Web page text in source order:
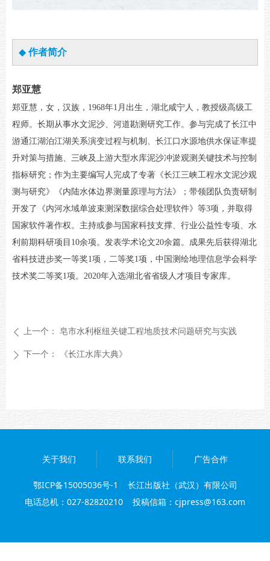
◆ 作者简介
郑亚慧
郑亚慧，女，汉族，1968年1月出生，湖北咸宁人，教授级高级工
程师。长期从事水文泥沙、河道勘测研究工作。参与完成了长江中
游通江湖泊江湖关系演变过程与机制、长江口水源地供水保证率提
升对策与措施、三峡及上游大型水库泥沙冲淤观测关键技术与控制
指标研究；作为主要编写人完成了专著《长江三峡工程水文泥沙观
测与研究》《内陆水体边界测量原理与方法》；带领团队负责研制
开发了《内河水域单波束测深数据综合处理软件》等3项，并取得
国家软件著作权。主持或参与国家科技支撑、行业公益性专项、水
利前期科研项目10余项。发表学术论文20余篇。成果先后获得湖北
省科技进步奖一等奖1项，二等奖1项，中国测绘地理信息学会科学
技术奖二等奖1项。2020年入选湖北省省级人才项目专家库。
ꄴ 上一个： 皂市水利枢纽关键工程地质技术问题研究与实践
ꄲ 下一个： 《长江水库大典》
关于我们 联系我们 广告合作
鄂ICP备15005036号-1
长江出版社（武汉）有限公司
电话总机：027-82820210 投稿信箱：cjpress@163.com